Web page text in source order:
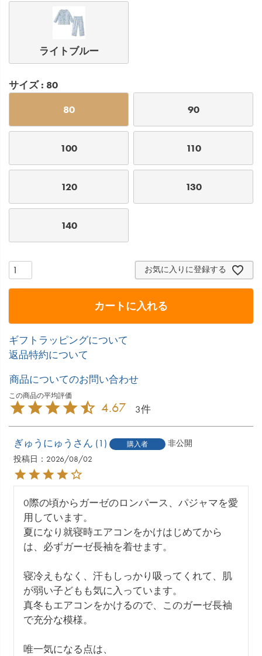
ライトブルー
サイズ 80
80 90
100 110
120 130
140
お気に入りに登録する
カートに入れる
ギフトラッピングについて
返品特約について
商品についてのお問い合わせ
4.67 3
ぎゅうにゅう 1 購入者
非公開
投稿日
2026/08/02
0際の頃からガーゼのロンパース、パジャマを愛
用しています。
夏になり就寝時エアコンをかけはじめてから
は、必ずガーゼ長袖を着せます。
寝冷えもなく、汗もしっかり吸ってくれて、肌
が弱い子どもも気に入っています。
真冬もエアコンをかけるので、このガーゼ長袖
で充分な模様。
唯一気になる点は、